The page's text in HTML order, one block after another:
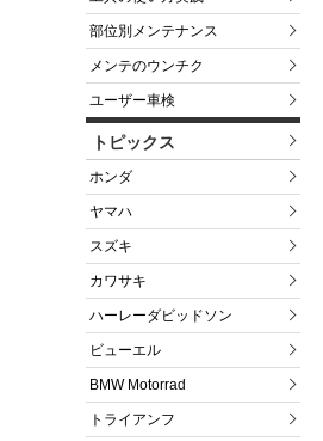
部位別メンテナンス
メンテのウンチク
ユーザー車検
トピックス
ホンダ
ヤマハ
スズキ
カワサキ
ハーレーダビッドソン
ビューエル
BMW Motorrad
トライアンフ